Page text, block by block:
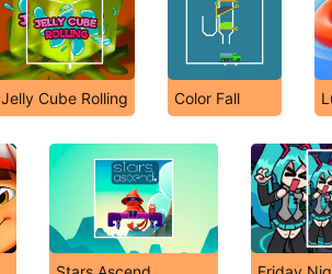
Jelly Cube Rolling Color Fall